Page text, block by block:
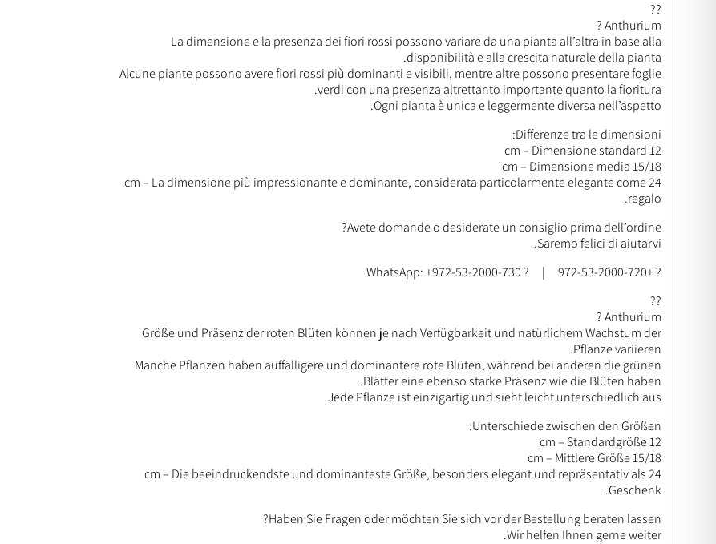
??
Anthurium ?
La dimensione e la presenza dei fiori rossi possono variare da una pianta all’altra in base alla
disponibilità e alla crescita naturale della pianta.
Alcune piante possono avere fiori rossi più dominanti e visibili, mentre altre possono presentare foglie
verdi con una presenza altrettanto importante quanto la fioritura.
Ogni pianta è unica e leggermente diversa nell’aspetto.
Differenze tra le dimensioni:
12 cm – Dimensione standard
15/18 cm – Dimensione media
24 cm – La dimensione più impressionante e dominante, considerata particolarmente elegante come
regalo.
Avete domande o desiderate un consiglio prima dell’ordine?
Saremo felici di aiutarvi.
? +972-53-2000-720 | ? WhatsApp: +972-53-2000-730
??
Anthurium ?
Größe und Präsenz der roten Blüten können je nach Verfügbarkeit und natürlichem Wachstum der
Pflanze variieren.
Manche Pflanzen haben auffälligere und dominantere rote Blüten, während bei anderen die grünen
Blätter eine ebenso starke Präsenz wie die Blüten haben.
Jede Pflanze ist einzigartig und sieht leicht unterschiedlich aus.
Unterschiede zwischen den Größen:
12 cm – Standardgröße
15/18 cm – Mittlere Größe
24 cm – Die beeindruckendste und dominanteste Größe, besonders elegant und repräsentativ als
Geschenk.
Haben Sie Fragen oder möchten Sie sich vor der Bestellung beraten lassen?
Wir helfen Ihnen gerne weiter.